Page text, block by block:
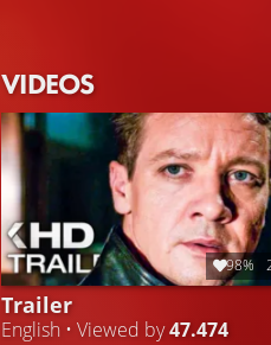
VIDEOS
98%
Trailer
English • Viewed by47.474